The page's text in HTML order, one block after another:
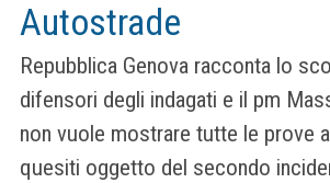
Autostrade
Repubblica Genova racconta lo
difensori degli indagati e il pm
non vuole mostrare tutte le prove
quesiti oggetto del secondo